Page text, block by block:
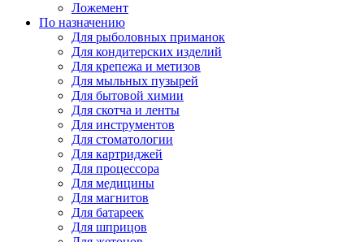
Ложемент
По назначению
Для рыболовных приманок
Для кондитерских изделий
Для крепежа и метизов
Для мыльных пузырей
Для бытовой химии
Для скотча и ленты
Для инструментов
Для стоматологии
Для картриджей
Для процессора
Для медицины
Для магнитов
Для батареек
Для шприцов